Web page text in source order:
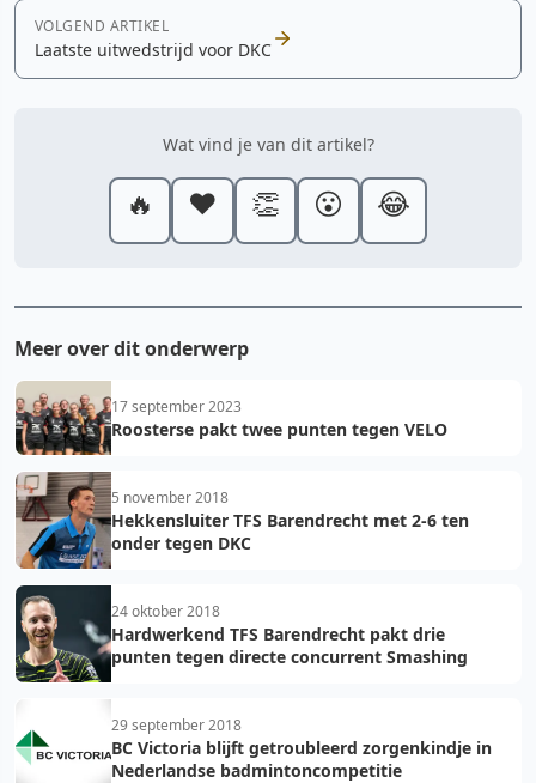
VOLGEND ARTIKEL
Laatste uitwedstrijd voor DKC
Wat vind je van dit artikel?
🔥 ❤️ 👏 😮 😂
Meer over dit onderwerp
17 september 2023
Roosterse pakt twee punten tegen VELO
5 november 2018
Hekkensluiter TFS Barendrecht met 2-6 ten
onder tegen DKC
24 oktober 2018
Hardwerkend TFS Barendrecht pakt drie
punten tegen directe concurrent Smashing
29 september 2018
BC Victoria blijft getroubleerd zorgenkindje in
Nederlandse badmintoncompetitie